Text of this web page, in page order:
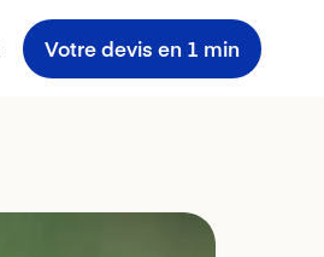
Votre devis en 1 min